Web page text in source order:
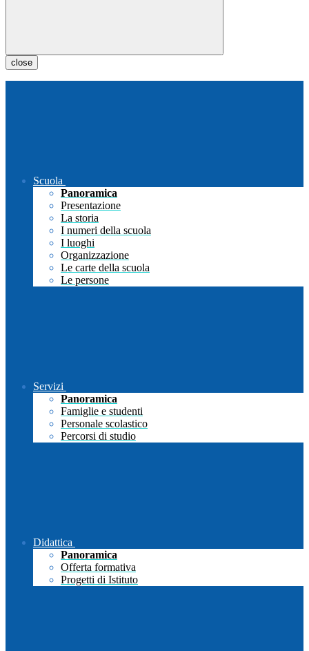
close
Scuola
Panoramica
Presentazione
La storia
I numeri della scuola
I luoghi
Organizzazione
Le carte della scuola
Le persone
Servizi
Panoramica
Famiglie e studenti
Personale scolastico
Percorsi di studio
Didattica
Panoramica
Offerta formativa
Progetti di Istituto